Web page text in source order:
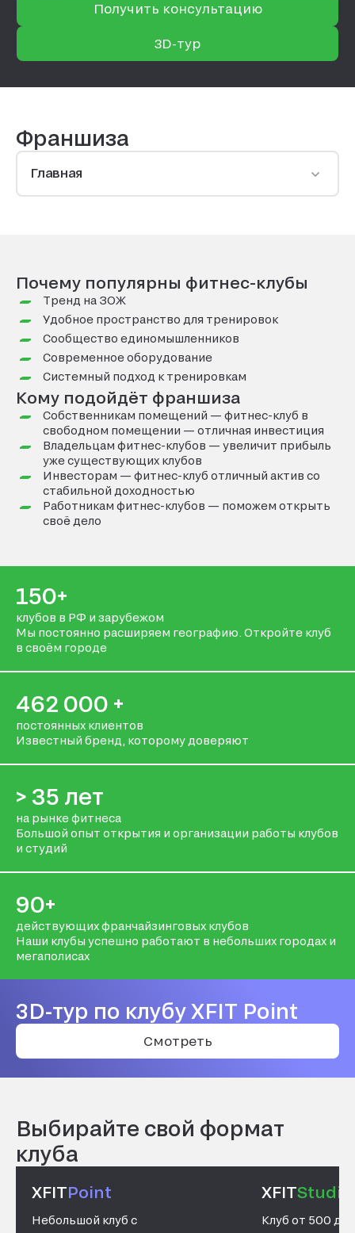
Получить консультацию
3D-тур
Франшиза
Главная
Почему популярны фитнес-клубы
Тренд на ЗОЖ
Удобное пространство для тренировок
Сообщество единомышленников
Современное оборудование
Системный подход к тренировкам
Кому подойдёт франшиза
Собственникам помещений — фитнес-клуб в
свободном помещении — отличная инвестиция
Владельцам фитнес-клубов — увеличит прибыль
уже существующих клубов
Инвесторам — фитнес-клуб отличный актив со
стабильной доходностью
Работникам фитнес-клубов — поможем открыть
своё дело
150+
клубов в РФ и зарубежом
Мы постоянно расширяем географию. Откройте клуб
в своём городе
462 000 +
постоянных клиентов
Известный бренд, которому доверяют
> 35 лет
на рынке фитнеса
Большой опыт открытия и организации работы клубов
и студий
90+
действующих франчайзинговых клубов
Наши клубы успешно работают в небольших городах и
мегаполисах
3D-тур по клубу XFIT Point
Смотреть
Выбирайте свой формат
клуба
XFITPoint
Небольшой клуб с
XFITStudio
Клуб от 500 до